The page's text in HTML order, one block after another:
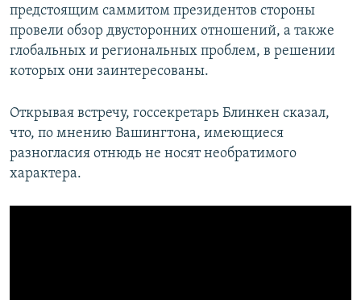
предстоящим саммитом президентов стороны
провели обзор двусторонних отношений, а также
глобальных и региональных проблем, в решении
которых они заинтересованы.
Открывая встречу, госсекретарь Блинкен сказал,
что, по мнению Вашингтона, имеющиеся
разногласия отнюдь не носят необратимого
характера.